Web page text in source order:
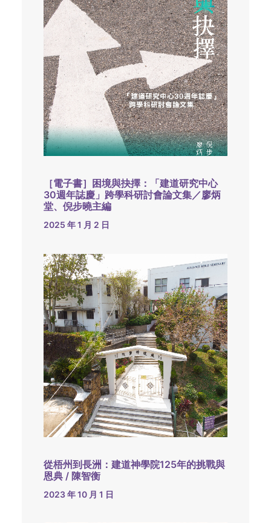
［電子書］困境與抉擇：「建道研究中心
30週年誌慶」跨學科研討會論文集／廖炳
堂、倪步曉主編
2025 年 1 月 2 日
從梧州到長洲：建道神學院125年的挑戰與
恩典 / 陳智衡
2023 年 10 月 1 日